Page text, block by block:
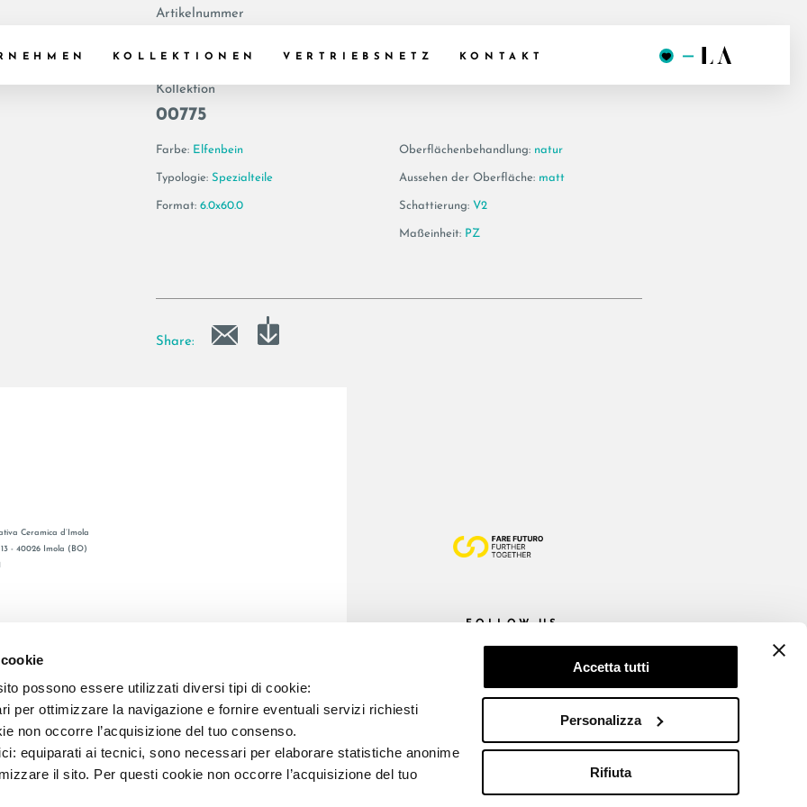
possono essere utilizzati diversi tipi di cookie:
per ottimizzare la navigazione e fornire eventuali servizi richiesti
non occorre l’acquisizione del tuo consenso.
equiparati ai tecnici, sono necessari per elaborare statistiche anonime
il sito. Per questi cookie non occorre l’acquisizione del tuo
Accetta tutti
Personalizza
Rifiuta
KOLLEKTIONEN VERTRIEBSNETZ KONTAKT
Artikelnummer
Kollektion
00775
Farbe: Elfenbein
Typologie: Spezialteile
Format: 6.0x60.0
Oberflächenbehandlung: natur
Aussehen der Oberfläche: matt
Schattierung: V2
Maßeinheit: PZ
Share:
Ceramica d’Imola
- 40026 Imola (BO)
FOLLOW US
E REG. IMPR. BO 00286900378 R.E.A. BO 5545